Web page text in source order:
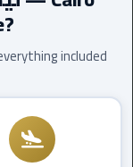
El
Airport
reservation
included